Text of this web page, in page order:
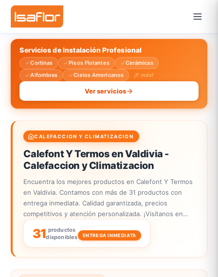
Servicios de Instalación Profesional
Cortinas Pisos Flotantes
Cerámicas
Alfombras
Cielos Americanos ¡Y más!
Ver servicios
CALEFACCION Y CLIMATIZACION
Calefont Y Termos en Valdivia -
Calefaccion y Climatizacion
Encuentra los mejores productos en Calefont Y Termos
en Valdivia. Contamos con más de 31 productos con
entrega inmediata. Calidad garantizada, precios
competitivos y atención personalizada. ¡Visítanos en
nuestras tiendas en Valdivia y conoce mucho más!
31 productos
disponibles
ENTREGA INMEDIATA